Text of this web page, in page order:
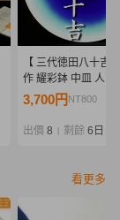
【 三代徳田八十吉
作 耀彩鉢 中皿 人間
保証
3,700円 NT800
出價 8 剩餘 6日
看更多